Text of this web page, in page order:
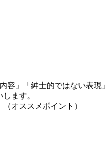
容」「紳士的ではない表現」
ます。
オススメポイント）